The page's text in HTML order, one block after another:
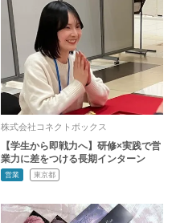
株式会社コネクトボックス
【学生から即戦力へ】研修×実践で営
業力に差をつける長期インターン
営業 東京都